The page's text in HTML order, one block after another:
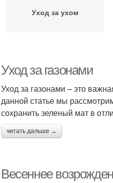
Уход за ухом
Уход за газонами
Уход за газонами – это
данной статье мы
сохранить зеленый мат в
читать дальше →
Весеннее